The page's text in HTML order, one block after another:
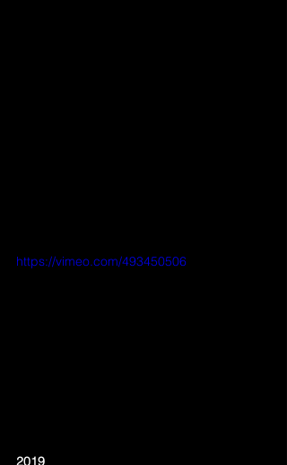
https://vimeo.com/493450506
2019